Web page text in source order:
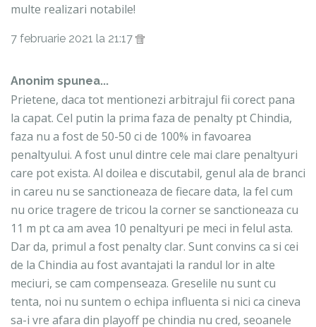
multe realizari notabile!
7 februarie 2021 la 21:17
Anonim spunea...
Prietene, daca tot mentionezi arbitrajul fii corect pana
la capat. Cel putin la prima faza de penalty pt Chindia,
faza nu a fost de 50-50 ci de 100% in favoarea
penaltyului. A fost unul dintre cele mai clare penaltyuri
care pot exista. Al doilea e discutabil, genul ala de branci
in careu nu se sanctioneaza de fiecare data, la fel cum
nu orice tragere de tricou la corner se sanctioneaza cu
11 m pt ca am avea 10 penaltyuri pe meci in felul asta.
Dar da, primul a fost penalty clar. Sunt convins ca si cei
de la Chindia au fost avantajati la randul lor in alte
meciuri, se cam compenseaza. Greselile nu sunt cu
tenta, noi nu suntem o echipa influenta si nici ca cineva
sa-i vre afara din playoff pe chindia nu cred, seoanele